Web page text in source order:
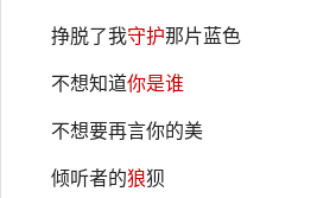
挣脱了我守护那片蓝色
不想知道你是谁
不想要再言你的美
倾听者的狼狈